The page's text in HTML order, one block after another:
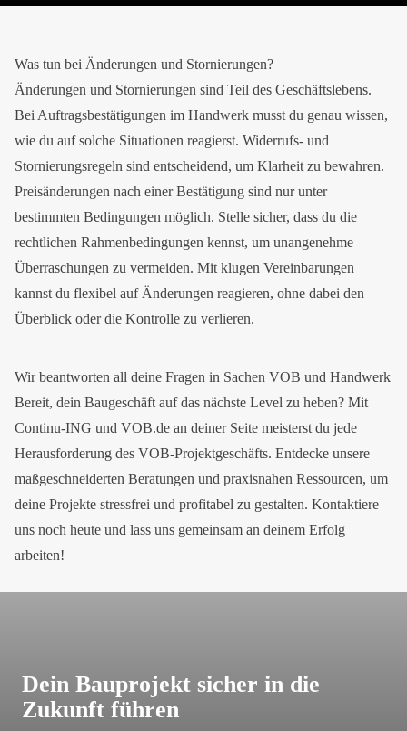
Was tun bei Änderungen und Stornierungen?
Änderungen und Stornierungen sind Teil des Geschäftslebens.
Bei Auftragsbestätigungen im Handwerk musst du genau wissen,
wie du auf solche Situationen reagierst. Widerrufs- und
Stornierungsregeln sind entscheidend, um Klarheit zu bewahren.
Preisänderungen nach einer Bestätigung sind nur unter
bestimmten Bedingungen möglich. Stelle sicher, dass du die
rechtlichen Rahmenbedingungen kennst, um unangenehme
Überraschungen zu vermeiden. Mit klugen Vereinbarungen
kannst du flexibel auf Änderungen reagieren, ohne dabei den
Überblick oder die Kontrolle zu verlieren.
Wir beantworten all deine Fragen in Sachen VOB und Handwerk
Bereit, dein Baugeschäft auf das nächste Level zu heben? Mit
Continu-ING und VOB.de an deiner Seite meisterst du jede
Herausforderung des VOB-Projektgeschäfts. Entdecke unsere
maßgeschneiderten Beratungen und praxisnahen Ressourcen, um
deine Projekte stressfrei und profitabel zu gestalten. Kontaktiere
uns noch heute und lass uns gemeinsam an deinem Erfolg
arbeiten!
Dein Bauprojekt sicher in die
Zukunft führen